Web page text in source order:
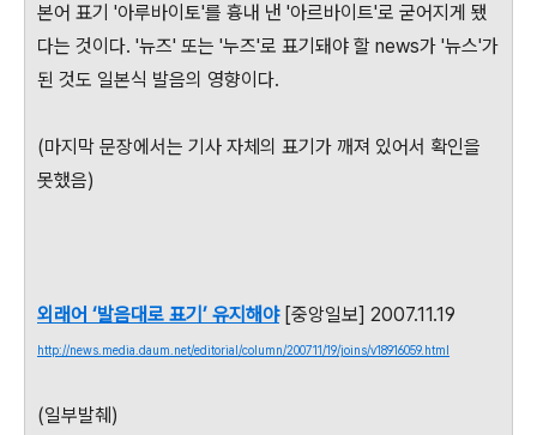
본어 표기 '아루바이토'를 흉내 낸 '아르바이트'로 굳어지게 됐
다는 것이다. '뉴즈' 또는 '누즈'로 표기돼야 할 news가 '뉴스'가
된 것도 일본식 발음의 영향이다.
(마지막 문장에서는 기사 자체의 표기가 깨져 있어서 확인을
못했음)
외래어 ‘발음대로 표기’ 유지해야[중앙일보] 2007.11.19
http://news.media.daum.net/editorial/column/200711/19/joins/v18916059.html
(일부발췌)